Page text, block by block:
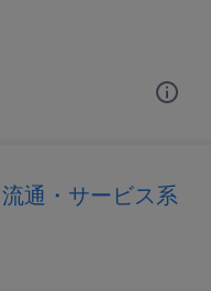
通・サービス系